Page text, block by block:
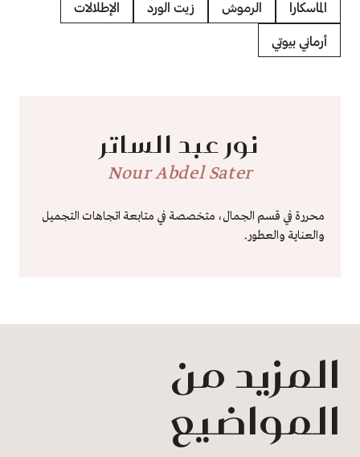
الماسكارا الرموش زيت الورد الإطلالات
أرماني بيوتي
نور عبد الساتر
Nour Abdel Sater
محررة في قسم الجمال، متخصصة في متابعة اتجاهات التجميل
والعناية والعطور.
المزيد من
المواضيع